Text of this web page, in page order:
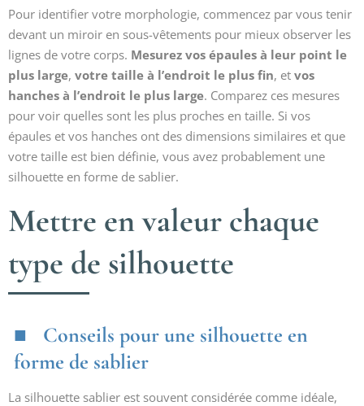
Pour identifier votre morphologie, commencez par vous tenir
devant un miroir en sous-vêtements pour mieux observer les
lignes de votre corps. Mesurez vos épaules à leur point le
plus large, votre taille à l’endroit le plus fin, et vos
hanches à l’endroit le plus large. Comparez ces mesures
pour voir quelles sont les plus proches en taille. Si vos
épaules et vos hanches ont des dimensions similaires et que
votre taille est bien définie, vous avez probablement une
silhouette en forme de sablier.
Mettre en valeur chaque
type de silhouette
Conseils pour une silhouette en
forme de sablier
La silhouette sablier est souvent considérée comme idéale,